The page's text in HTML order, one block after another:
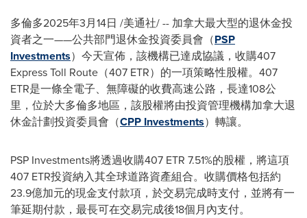
多倫多2025年3月14日 /美通社/ -- 加拿大最大型的退休金投
資者之一——公共部門退休金投資委員會（PSP
Investments）今天宣佈，該機構已達成協議，收購407
Express Toll Route（407 ETR）的一項策略性股權。407
ETR是一條全電子、無障礙的收費高速公路，長達108公
里，位於大多倫多地區，該股權將由投資管理機構加拿大退
休金計劃投資委員會（CPP Investments）轉讓。
PSP Investments將透過收購407 ETR 7.51%的股權，將這項
407 ETR投資納入其全球道路資產組合。收購價格包括約
23.9億加元的現金支付款項，於交易完成時支付，並將有一
筆延期付款，最長可在交易完成後18個月內支付。